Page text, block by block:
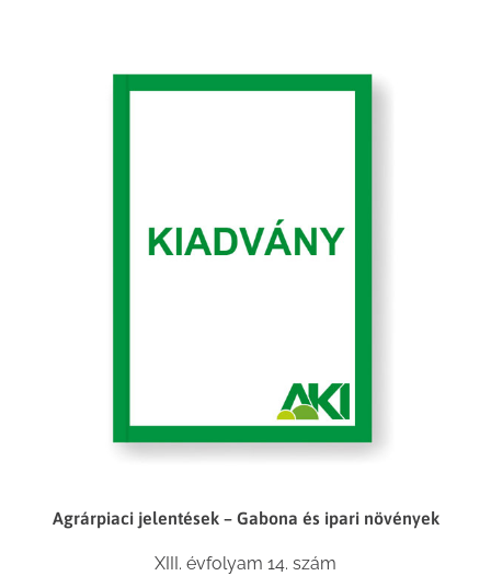
Agrárpiaci jelentések – Gabona és ipari növények
XIII. évfolyam 14. szám